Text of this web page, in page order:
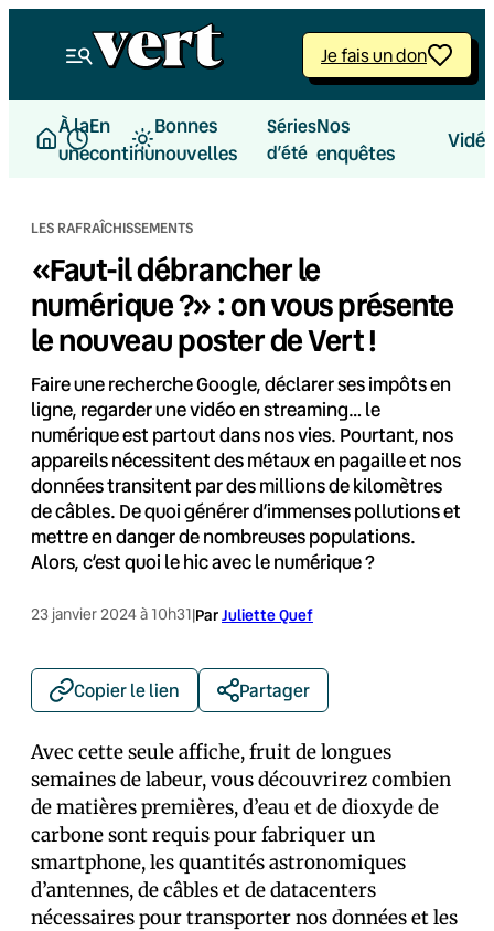
Je fais un don
À la
une
En
continu
Bonnes
nouvelles
Séries
d’été
Nos
enquêtes
LES RAFRAÎCHISSEMENTS
«Faut-il débrancher le
numérique ?» : on vous présente
le nouveau poster de Vert !
Faire une recherche Google, déclarer ses impôts en
ligne, regarder une vidéo en streaming… le
numérique est partout dans nos vies. Pourtant, nos
appareils nécessitent des métaux en pagaille et nos
données transitent par des millions de kilomètres
de câbles. De quoi générer d’immenses pollutions et
mettre en danger de nombreuses populations.
Alors, c’est quoi le hic avec le numérique ?
23 janvier 2024 à 10h31|ParJuliette Quef
Copier le lien Partager
Avec cette seule affiche, fruit de longues
semaines de labeur, vous découvrirez combien
de matières premières, d’eau et de dioxyde de
carbone sont requis pour fabriquer un
smartphone, les quantités astronomiques
d’antennes, de câbles et de datacenters
nécessaires pour transporter nos données et les